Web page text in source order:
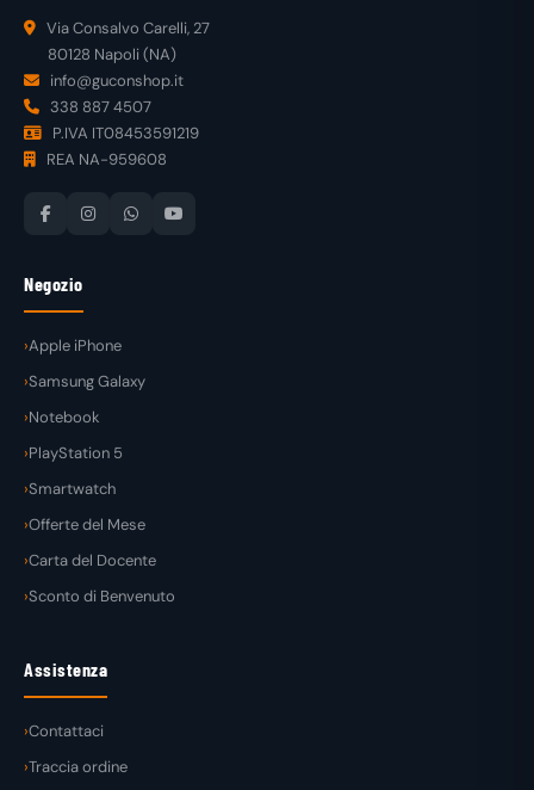
Via Consalvo Carelli, 27
80128 Napoli (NA)
info@guconshop.it
338 887 4507
P.IVA IT08453591219
REA NA-959608
Negozio
Apple iPhone
Samsung Galaxy
Notebook
PlayStation 5
Smartwatch
Offerte del Mese
Carta del Docente
Sconto di Benvenuto
Assistenza
Contattaci
Traccia ordine